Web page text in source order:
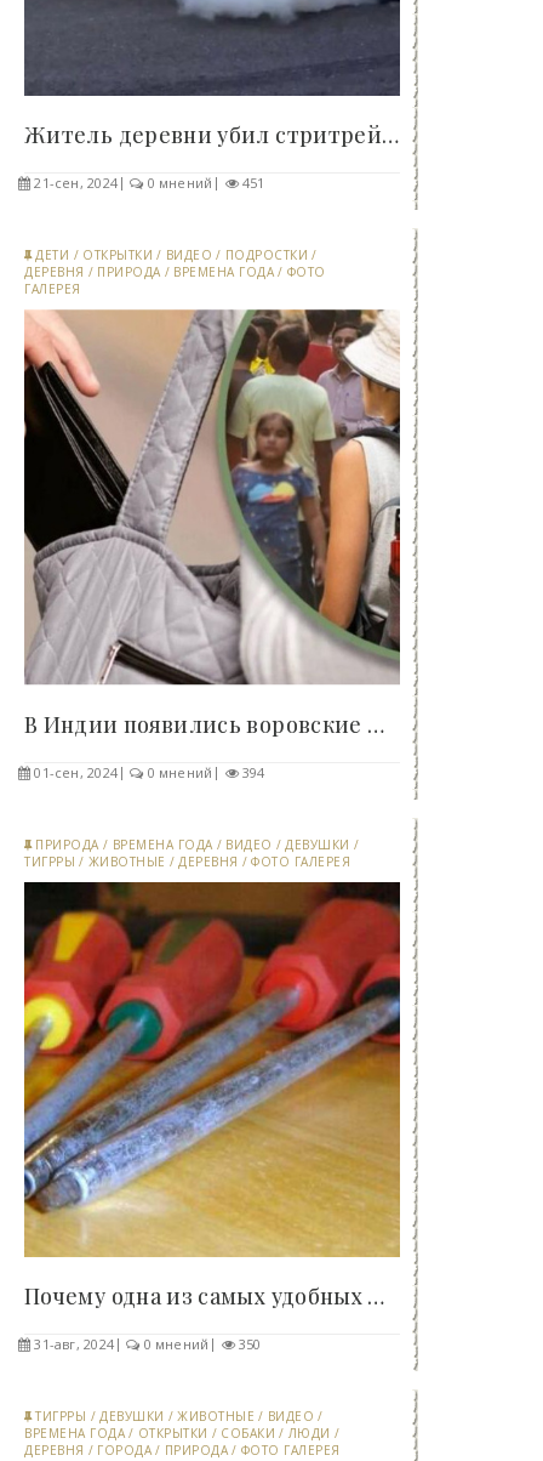
Житель деревни убил стритрейсера за то, что тот..
21-сен, 2024 0 мнений 451
ДЕТИ / ОТКРЫТКИ / ВИДЕО / ПОДРОСТКИ /
ДЕРЕВНЯ / ПРИРОДА / ВРЕМЕНА ГОДА / ФОТО
ГАЛЕРЕЯ
В Индии появились воровские школы для детей -..
01-сен, 2024 0 мнений 394
ПРИРОДА / ВРЕМЕНА ГОДА / ВИДЕО / ДЕВУШКИ /
ТИГРРЫ / ЖИВОТНЫЕ / ДЕРЕВНЯ /ФОТО ГАЛЕРЕЯ
Почему одна из самых удобных и странных отверток..
31-авг, 2024 0 мнений 350
ТИГРРЫ /ДЕВУШКИ /ЖИВОТНЫЕ / ВИДЕО /
ВРЕМЕНА ГОДА / ОТКРЫТКИ / СОБАКИ / ЛЮДИ /
ДЕРЕВНЯ / ГОРОДА / ПРИРОДА / ФОТО ГАЛЕРЕЯ